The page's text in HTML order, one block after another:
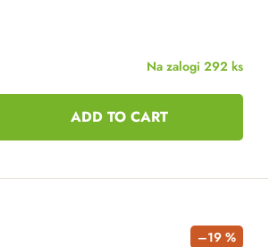
Na zalogi 292 ks
ADD TO CART
–19 %